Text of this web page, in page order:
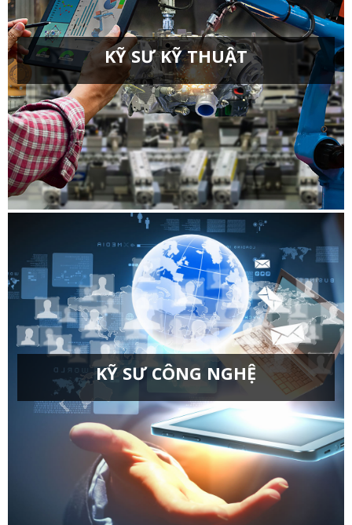
KỸ SƯ KỸ THUẬT
Kỹ thuật cơ khí chương trình tiên tiến
Kỹ thuật điện chương trình tiên tiến
Kỹ thuật Cơ điện tử
Kỹ thuật cơ khí
Kỹ thuật Cơ khí động lực
Kỹ thuật điện
Kỹ thuật điện tử viễn thông
Kỹ thuật điều khiển và tự động hóa
Kỹ thuật máy tính
Kỹ thuật môi trường
Kỹ thuật vật liệu
Kỹ thuật xây dựng
Kỹ thuật Robot
Kỹ thuật điện, điện tử
KỸ SƯ CÔNG NGHỆ
Công nghệ chế tạo máy
Công nghệ kỹ thuật cơ khí
Công nghệ kỹ thuật điện điện tử
Công nghệ kỹ thuật điều khiển và tự động hóa
Công nghệ kỹ thuật ô tô
Chuyên ngành: Công nghệ điện tử, bán dẫn và vi
mạch